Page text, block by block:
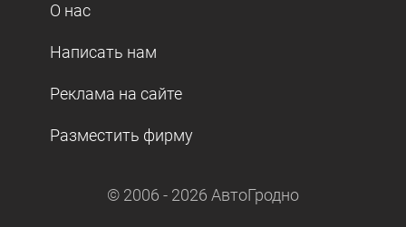
О нас
Написать нам
Реклама на сайте
Разместить фирму
© 2006 - 2026 АвтоГродно